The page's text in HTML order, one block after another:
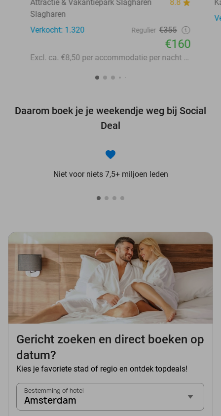
Attractie & Vakantiepark Slagharen
8.8
Slagharen
Verkocht: 1.320
Regulier €355
€160
Excl. ca. €8,50 per accommodatie per nacht aan lokale heffingen
Daarom boek je je weekendje weg bij Social
Deal
Niet voor niets 7,5+ miljoen leden
Gericht zoeken en direct boeken op
datum?
Kies je favoriete stad of regio en ontdek topdeals!
Bestemming of hotel
Amsterdam